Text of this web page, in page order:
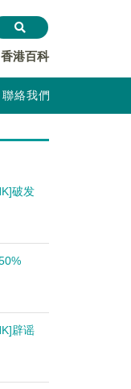
香港百科
聯絡我們
破发
辟谣